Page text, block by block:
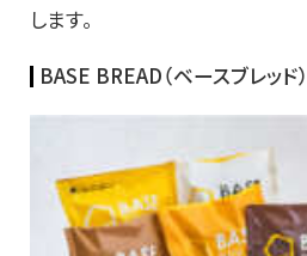
します。
BASE BREAD（ベースブレッド）